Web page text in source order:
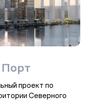
проект по
Северного